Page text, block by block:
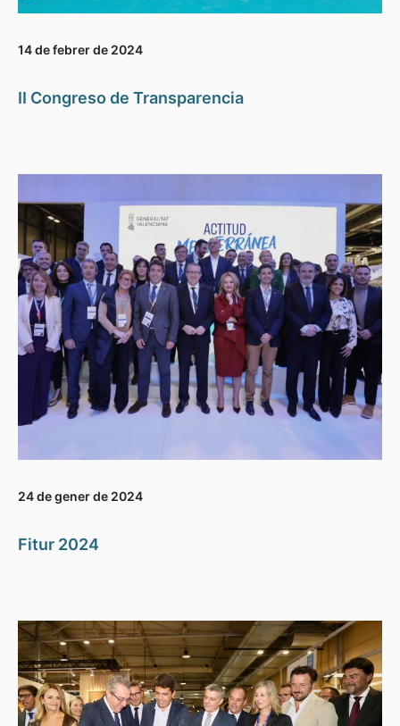
14 de febrer de 2024
II Congreso de Transparencia
24 de gener de 2024
Fitur 2024